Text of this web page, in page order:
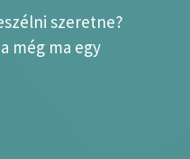
szeretne?
még ma egy